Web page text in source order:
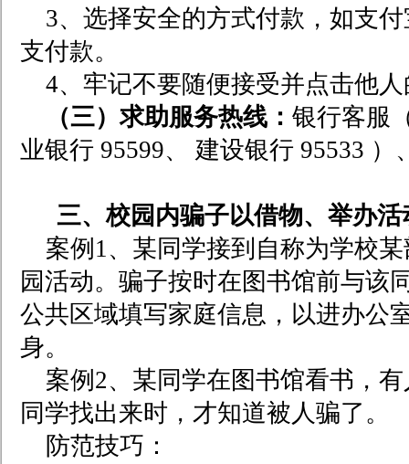
3、选择安全的方式付款，如支
支付款。
4、牢记不要随便接受并点击他
（三）求助服务热线： 银行客服
业银行 95599、 建设银行 95533
三、校园内骗子以借物、举办
案例1、某同学接到自称为学校
园活动。骗子按时在图书馆前与该
公共区域填写家庭信息，以进办公
身。
案例2、某同学在图书馆看书，
同学找出来时，才知道被人骗了。
防范技巧：